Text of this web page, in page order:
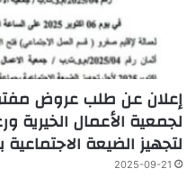
لجمعية الأعمال الخيرية
لتجهيز الضيعة
2025-09-21